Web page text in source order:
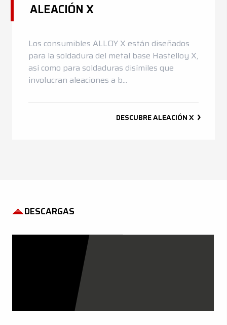
ALEACIÓN X
Los consumibles ALLOY X están diseñados
para la soldadura del metal base Hastelloy X,
así como para soldaduras disímiles que
involucran aleaciones a b...
DESCUBREALEACIÓN X
DESCARGAS